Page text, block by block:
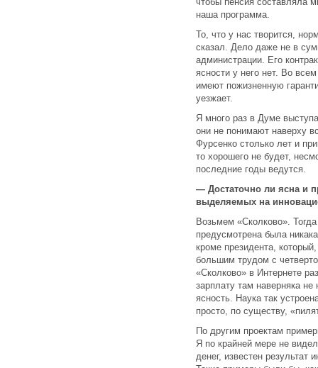
наша программа.
То, что у нас творится,
сказал. Дело даже не в
администрации. Его
ясности у него нет. Во
имеют пожизненную
уезжает.
Я много раз в Думе
они не понимают наверху
Фурсенко столько лет и
то хорошего не будет,
последние годы ведутся.
— Достаточно ли ясна и
выделяемых на
Возьмем «Сколково».
предусмотрена была
кроме президента,
большим трудом с
«Сколково» в Интернете
зарплату там наверняка
ясность. Наука так
просто, по существу,
По другим проектам
Я по крайней мере не
денег, известен результат